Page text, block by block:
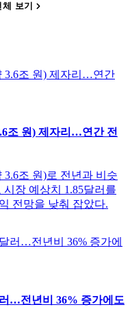
보기
조 원) 제자리…연간 전
조 원)로 전년과 비슷
장 예상치 1.85달러를
전망을 낮춰 잡았다.
…전년비 36% 증가에도